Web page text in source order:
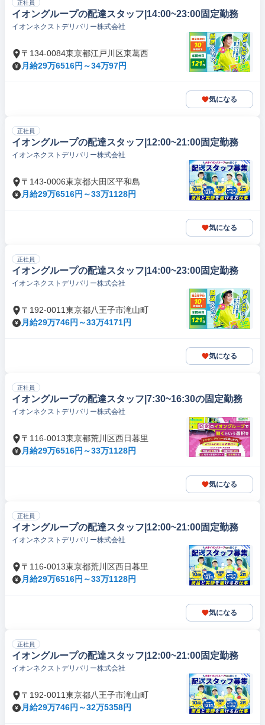
正社員
イオングループの配達スタッフ|14:00~23:00固定勤務
イオンネクストデリバリー株式会社
〒134-0084東京都江戸川区東葛西
月給29万6516円～34万97円
気になる
正社員
イオングループの配達スタッフ|12:00~21:00固定勤務
イオンネクストデリバリー株式会社
〒143-0006東京都大田区平和島
月給29万6516円～33万1128円
気になる
正社員
イオングループの配達スタッフ|14:00~23:00固定勤務
イオンネクストデリバリー株式会社
〒192-0011東京都八王子市滝山町
月給29万746円～33万4171円
気になる
正社員
イオングループの配達スタッフ|7:30~16:30の固定勤務
イオンネクストデリバリー株式会社
〒116-0013東京都荒川区西日暮里
月給29万6516円～33万1128円
気になる
正社員
イオングループの配達スタッフ|12:00~21:00固定勤務
イオンネクストデリバリー株式会社
〒116-0013東京都荒川区西日暮里
月給29万6516円～33万1128円
気になる
正社員
イオングループの配達スタッフ|12:00~21:00固定勤務
イオンネクストデリバリー株式会社
〒192-0011東京都八王子市滝山町
月給29万746円～32万5358円